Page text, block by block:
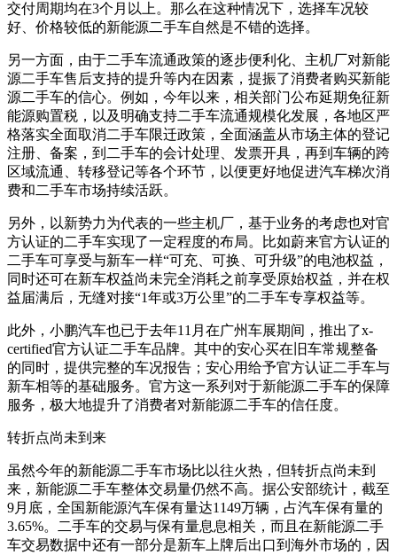
交付周期均在3个月以上。那么在这种情况下，选择车况较
好、价格较低的新能源二手车自然是不错的选择。
另一方面，由于二手车流通政策的逐步便利化、主机厂对新能
源二手车售后支持的提升等内在因素，提振了消费者购买新能
源二手车的信心。例如，今年以来，相关部门公布延期免征新
能源购置税，以及明确支持二手车流通规模化发展，各地区严
格落实全面取消二手车限迁政策，全面涵盖从市场主体的登记
注册、备案，到二手车的会计处理、发票开具，再到车辆的跨
区域流通、转移登记等各个环节，以便更好地促进汽车梯次消
费和二手车市场持续活跃。
另外，以新势力为代表的一些主机厂，基于业务的考虑也对官
方认证的二手车实现了一定程度的布局。比如蔚来官方认证的
二手车可享受与新车一样“可充、可换、可升级”的电池权益，
同时还可在新车权益尚未完全消耗之前享受原始权益，并在权
益届满后，无缝对接“1年或3万公里”的二手车专享权益等。
此外，小鹏汽车也已于去年11月在广州车展期间，推出了x-
certified官方认证二手车品牌。其中的安心买在旧车常规整备
的同时，提供完整的车况报告；安心用给予官方认证二手车与
新车相等的基础服务。官方这一系列对于新能源二手车的保障
服务，极大地提升了消费者对新能源二手车的信任度。
转折点尚未到来
虽然今年的新能源二手车市场比以往火热，但转折点尚未到
来，新能源二手车整体交易量仍然不高。据公安部统计，截至
9月底，全国新能源汽车保有量达1149万辆，占汽车保有量的
3.65%。二手车的交易与保有量息息相关，而且在新能源二手
车交易数据中还有一部分是新车上牌后出口到海外市场的，因